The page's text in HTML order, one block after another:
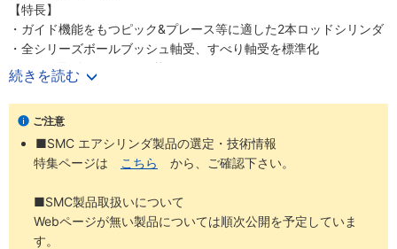
【特長】
・ガイド機能をもつピック&プレース等に適した2本ロッドシリンダ
・全シリーズボールブッシュ軸受、すべり軸受を標準化
・ワーク取付は3面から可能
・推力2倍、不回転精度±0.1°
・ストロークアジャスト0～-5mm
・クッションリングのない独自のエアクッション構造
続きを読む
ご注意
■SMC エアシリンダ製品の選定・技術情報
特集ページは
こちら から、ご確認下さい。
■SMC製品取扱いについて
Webページが無い製品については順次公開を予定していま
す。